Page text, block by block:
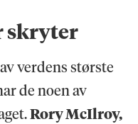
skryter
verdens største
de noen av
Rory McIlroy,